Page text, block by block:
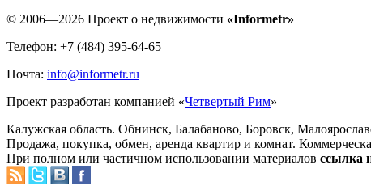
© 2006—2026 Проект о недвижимости «Informetr»
Телефон: +7 (484) 395-64-65
Почта: info@informetr.ru
Проект разработан компанией «Четвертый Рим»
Калужская область. Обнинск, Балабаново, Боровск,
Продажа, покупка, обмен, аренда квартир и комнат.
При полном или частичном использовании материалов ссылка